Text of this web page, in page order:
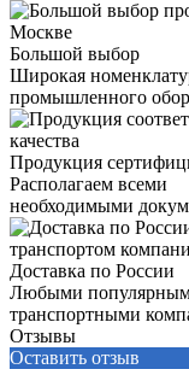
Большой выбор
Широкая
промышленного
Продукция
Располагаем всеми
необходимыми
Доставка по России
Любыми
транспортными
Отзывы
Оставить отзыв